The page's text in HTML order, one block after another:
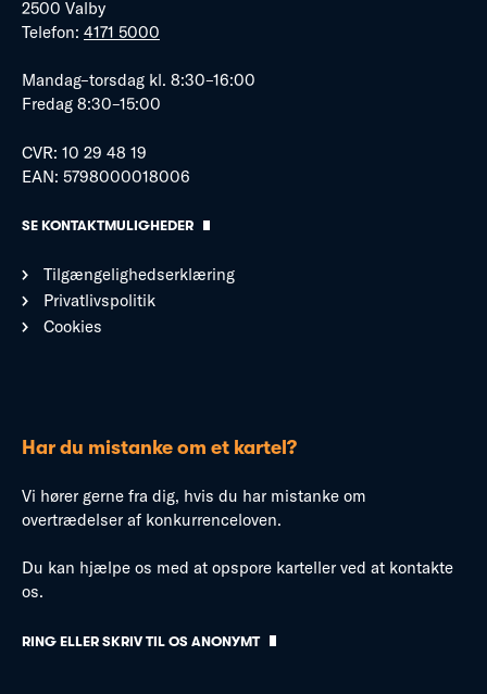
2500 Valby
Telefon: 4171 5000
Mandag–torsdag kl. 8:30–16:00
Fredag 8:30–15:00
CVR: 10 29 48 19
EAN: 5798000018006
SE KONTAKTMULIGHEDER
Tilgængelighedserklæring
Privatlivspolitik
Cookies
Har du mistanke om et kartel?
Vi hører gerne fra dig, hvis du har mistanke om
overtrædelser af konkurrenceloven.
Du kan hjælpe os med at opspore karteller ved at kontakte
os.
RING ELLER SKRIV TIL OS ANONYMT